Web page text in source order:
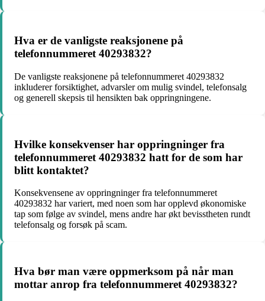
Hva er de vanligste reaksjonene på
telefonnummeret 40293832?
De vanligste reaksjonene på telefonnummeret 40293832
inkluderer forsiktighet, advarsler om mulig svindel, telefonsalg
og generell skepsis til hensikten bak oppringningene.
Hvilke konsekvenser har oppringninger fra
telefonnummeret 40293832 hatt for de som har
blitt kontaktet?
Konsekvensene av oppringninger fra telefonnummeret
40293832 har variert, med noen som har opplevd økonomiske
tap som følge av svindel, mens andre har økt bevisstheten rundt
telefonsalg og forsøk på scam.
Hva bør man være oppmerksom på når man
mottar anrop fra telefonnummeret 40293832?